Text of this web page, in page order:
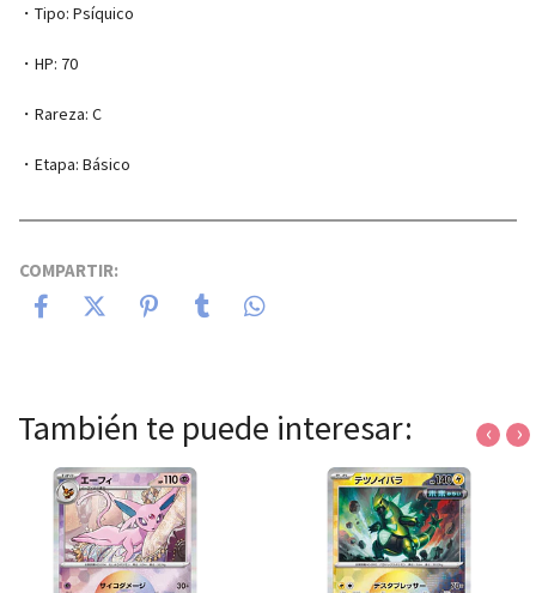
・Tipo: Psíquico
・HP: 70
・Rareza: C
・Etapa: Básico
COMPARTIR:
También te puede interesar: ‹ ›